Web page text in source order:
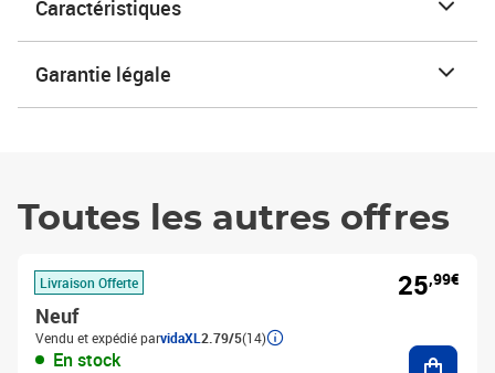
Caractéristiques
Garantie légale
Toutes les autres offres
Livraison Offerte
Neuf
Vendu et expédié parvidaXL 2.79/5(14)
En stock
25,99€